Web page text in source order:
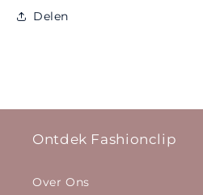
Delen
Ontdek Fashionclip
Over Ons